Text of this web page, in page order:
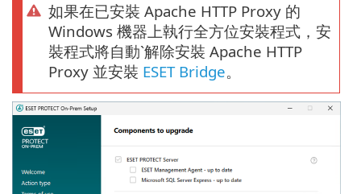
如果在已安裝 Apache HTTP Proxy 的
Windows 機器上執行全方位安裝程式，安
裝程式將自動ˋ解除安裝 Apache HTTP
Proxy 並安裝 ESET Bridge。